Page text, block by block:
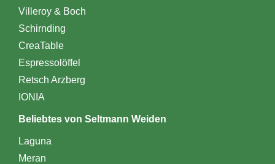
Villeroy & Boch
Schirnding
CreaTable
Espressolöffel
Retsch Arzberg
IONIA
Beliebtes von Seltmann Weiden
Laguna
Meran